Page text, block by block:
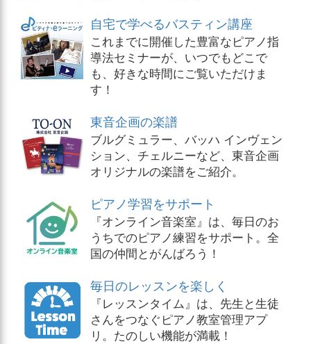
自宅で学べるバスティン講座
これまでに開催した豊富なピアノ指
導法セミナーが、いつでもどこで
も、好きな時間にご覧いただけま
す！
東音企画の楽譜
ブルグミュラー、バッハ インヴェン
ション、チェルニーなど、東音企画
オリジナルの楽譜をご紹介。
ピアノ学習をサポート
『オンライン音楽室』は、毎日のお
うちでのピアノ練習をサポート。全
国の仲間とがんばろう！
毎日のレッスンを楽しく
『レッスンタイム』は、先生と生徒
さんをつなぐピアノ教室管理アプ
リ。たのしい機能が満載！